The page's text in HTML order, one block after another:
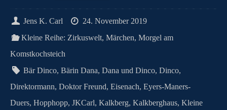
ok do
n
es
t
A
pp
ng
er .c
m
I
N
G
Jens K. Carl
24. November 2019
Kleine Reihe: Zirkuswelt,Märchen,Morgel am
Komstkochsteich
Bär Dinco,Bärin Dana,Dana und Dinco,Dinco,
Direktormann, Doktor Freund, Eisenach, Eyers-Maners-
Duers, Hopphopp, JKCarl, Kalkberg, Kalkberghaus, Kleine